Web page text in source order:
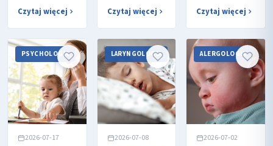
Czytaj więcej Czytaj więcej Czytaj więcej
PSYCHOLOGIA
2026-07-17
LARYNGOLOGIA
2026-07-08
ALERGOLOGIA
2026-07-02